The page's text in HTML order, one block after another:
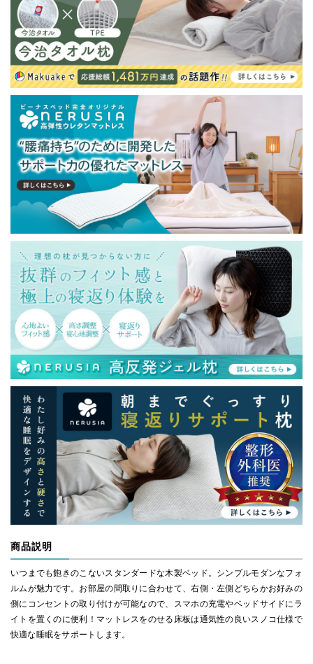
商品説明
いつまでも飽きのこないスタンダードな木製ベッド。シンプルモダンなフォ
ルムが魅力です。お部屋の間取りに合わせて、右側・左側どちらかお好みの
側にコンセントの取り付けが可能なので、スマホの充電やベッドサイドにラ
イトを置くのに便利！マットレスをのせる床板は通気性の良いスノコ仕様で
快適な睡眠をサポートします。